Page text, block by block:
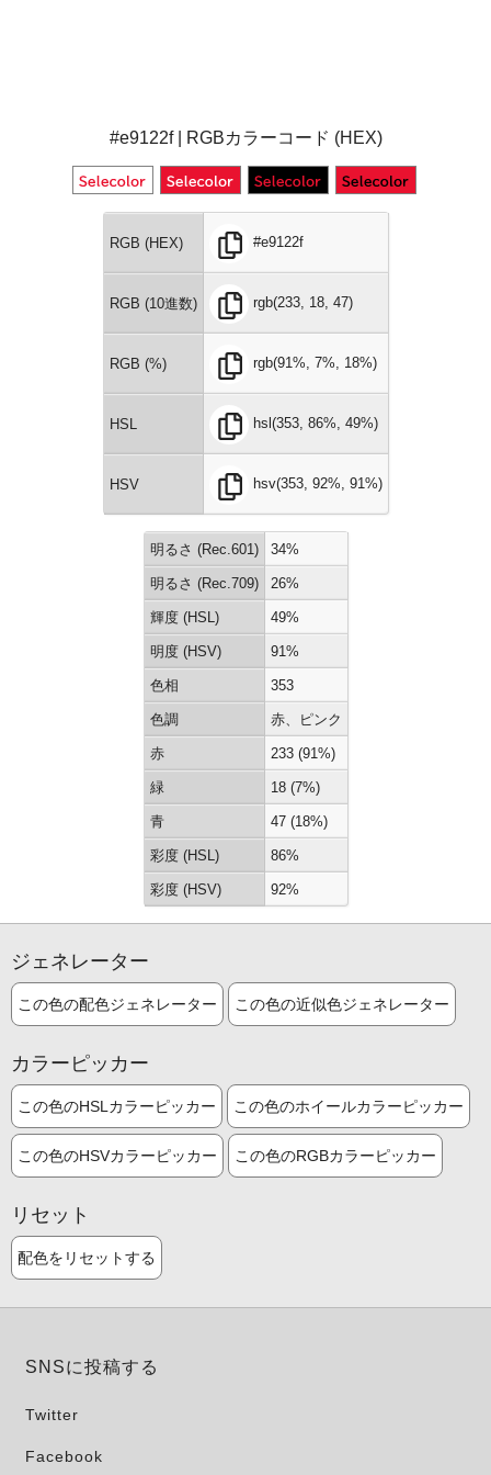
#e9122f | RGBカラーコード (HEX)
RGB (HEX) #e9122f
RGB (10進数) rgb(233, 18, 47)
RGB (%) rgb(91%, 7%, 18%)
HSL hsl(353, 86%, 49%)
HSV hsv(353, 92%, 91%)
明るさ (Rec.601) 34%
明るさ (Rec.709) 26%
輝度 (HSL) 49%
明度 (HSV) 91%
色相 353
色調 赤、ピンク
赤 233 (91%)
緑 18 (7%)
青 47 (18%)
彩度 (HSL) 86%
彩度 (HSV) 92%
ジェネレーター
この色の配色ジェネレーター この色の近似色ジェネレーター
カラーピッカー
この色のHSLカラーピッカー この色のホイールカラーピッカー
この色のHSVカラーピッカー この色のRGBカラーピッカー
リセット
配色をリセットする
SNSに投稿する
Twitter
Facebook